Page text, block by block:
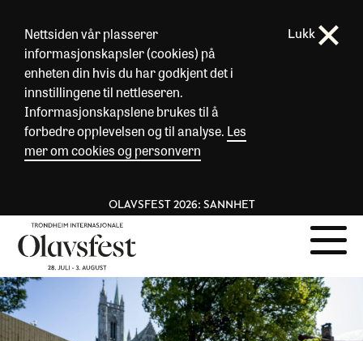
Nettsiden vår plasserer
informasjonskapsler (cookies) på
enheten din hvis du har godkjent det i
innstillingene til nettleseren.
Informasjonskapslene brukes til å
forbedre opplevelsen og til analyse. Les
mer om cookies og personvern
Lukk
OLAVSFEST 2026: SANNHET